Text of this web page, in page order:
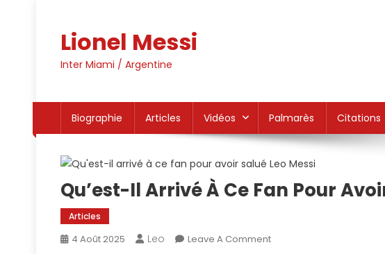
Lionel Messi
Inter Miami / Argentine
Biographie Articles Vidéos Palmarès Citations
Qu’est-Il Arrivé À Ce Fan Pour
Articles
4 Août 2025 Leo Leave A CommentOn